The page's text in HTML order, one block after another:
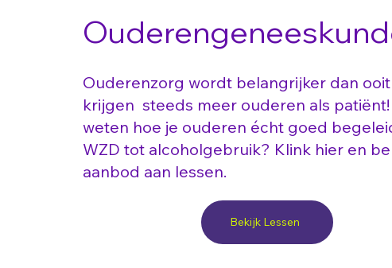
Ouderenzorg wordt belangrijker dan ooit
krijgen steeds meer ouderen als patiënt!
weten hoe je ouderen écht goed
WZD tot alcoholgebruik? Klink hier en
aanbod aan lessen.
Bekijk Lessen